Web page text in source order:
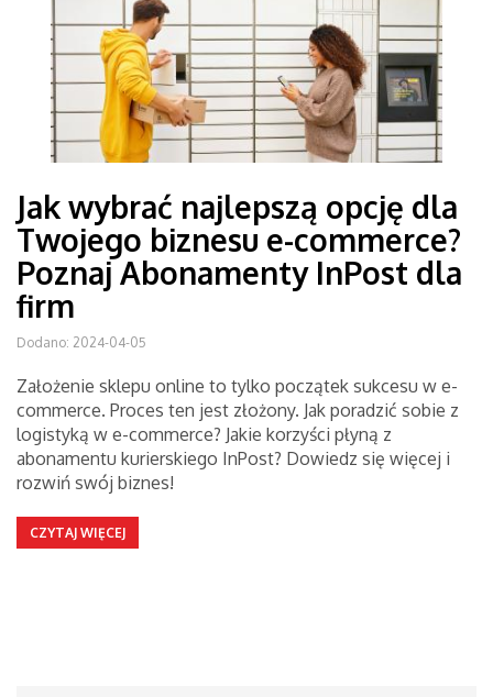
Jak wybrać najlepszą opcję dla
Twojego biznesu e-commerce?
Poznaj Abonamenty InPost dla
firm
Dodano: 2024-04-05
Założenie sklepu online to tylko początek sukcesu w e-
commerce. Proces ten jest złożony. Jak poradzić sobie z
logistyką w e-commerce? Jakie korzyści płyną z
abonamentu kurierskiego InPost? Dowiedz się więcej i
rozwiń swój biznes!
CZYTAJ WIĘCEJ